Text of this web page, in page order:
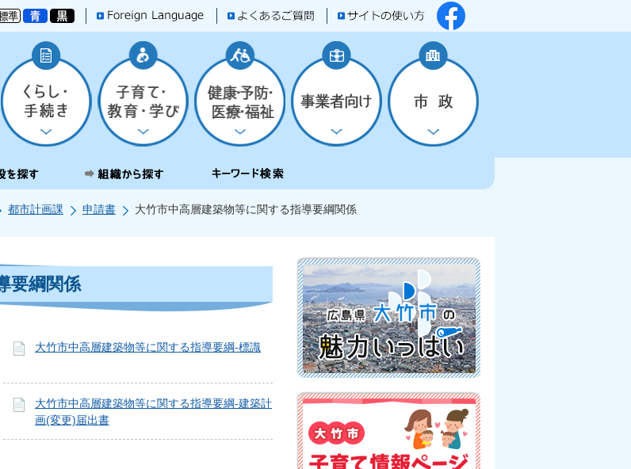
都市計画課 申請書 大竹市中高層建築物等に関する指導要綱関係
要綱関係
大竹市中高層建築物等に関する指導要綱-標識
大竹市中高層建築物等に関する指導要綱-建築計
画(変更)届出書